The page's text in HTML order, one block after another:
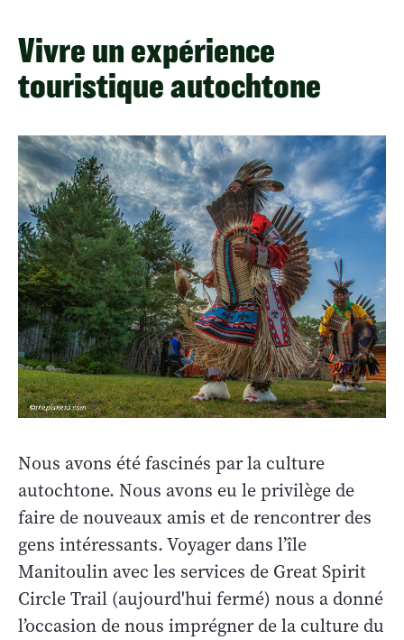
Vivre un expérience
touristique autochtone
Nous avons été fascinés par la culture
autochtone. Nous avons eu le privilège de
faire de nouveaux amis et de rencontrer des
gens intéressants. Voyager dans l’île
Manitoulin avec les services de Great Spirit
Circle Trail (aujourd'hui fermé) nous a donné
l’occasion de nous imprégner de la culture du